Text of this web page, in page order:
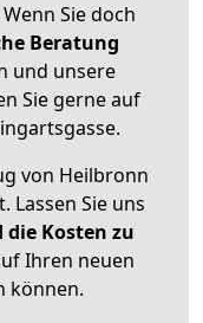
Sie doch
Beratung
und unsere
Sie gerne auf
von Heilbronn
Lassen Sie uns
die Kosten zu
Ihren neuen
können.